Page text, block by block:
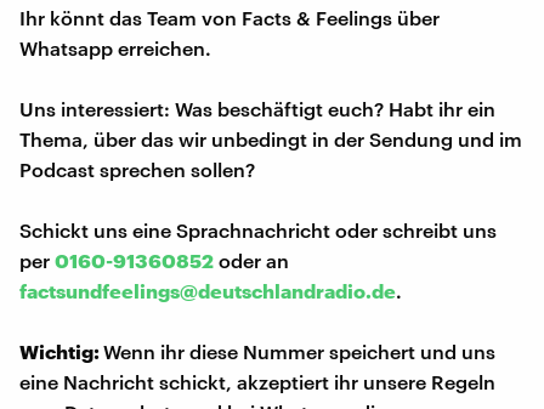
Ihr könnt das Team von Facts & Feelings über
Whatsapp erreichen.
Uns interessiert: Was beschäftigt euch? Habt ihr ein
Thema, über das wir unbedingt in der Sendung und im
Podcast sprechen sollen?
Schickt uns eine Sprachnachricht oder schreibt uns
per 0160-91360852 oder an
factsundfeelings@deutschlandradio.de.
Wichtig:Wenn ihr diese Nummer speichert und uns
eine Nachricht schickt, akzeptiert ihr unsere Regeln